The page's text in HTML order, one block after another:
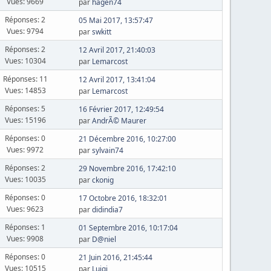
par hagen74
Réponses: 2
Vues: 9794
05 Mai 2017, 13:57:47
parswkitt
Réponses: 2
Vues: 10304
12 Avril 2017, 21:40:03
par Lemarcost
Réponses: 11
Vues: 14853
12 Avril 2017, 13:41:04
par Lemarcost
Réponses: 5
Vues: 15196
16 Février 2017, 12:49:54
parAndrÃ© Maurer
Réponses: 0
Vues: 9972
21 Décembre 2016, 10:27:00
parsylvain74
Réponses: 2
Vues: 10035
29 Novembre 2016, 17:42:10
parckonig
Réponses: 0
Vues: 9623
17 Octobre 2016, 18:32:01
pardidindia7
Réponses: 1
Vues: 9908
01 Septembre 2016, 10:17:04
par D@niel
Réponses: 0
Vues: 10515
21 Juin 2016, 21:45:44
par Luigi